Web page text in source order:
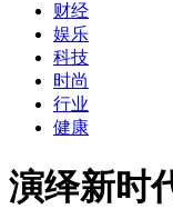
财经
娱乐
科技
时尚
行业
健康
演绎新时